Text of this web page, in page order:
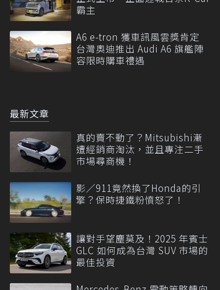
霸主
A6 e-tron 獲車訊風雲獎肯定
台灣奧迪推出 Audi A6 旗艦陣
容限時購車禮遇
最新文章
真的賣不動了？Mitsubishi漸
遭經銷商淘汰，並且專注二手
市場尋商機！
影／911竟然換了Honda的引
擎？保時捷鐵粉憤怒了！
讓對手望塵莫及！2025 年賓士
GLC 如何成為台灣 SUV 市場的
最佳投資